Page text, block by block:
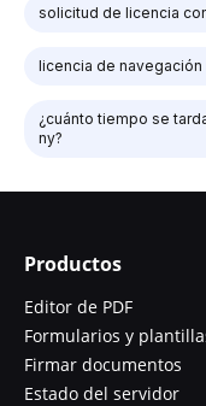
solicitud de licencia
licencia de
¿cuánto tiempo se
ny?
Productos
Editor de PDF
Formularios y
Firmar documentos
Estado del servidor